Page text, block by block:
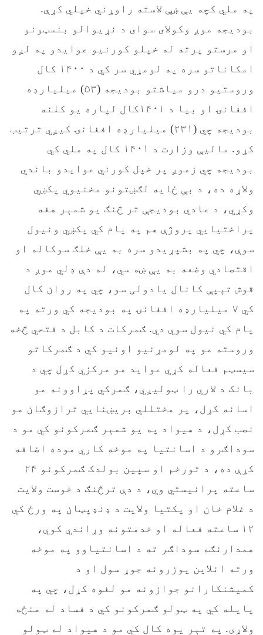
په ملي کچه یې ښې لاسته راوړني خپلي کړې.
بوديجه موږ وکولای سوای د نړیوالو بنسټونو
او مرستو پرته له خپلو کورنیو عوایدو په لږو
امکاناتو سره په لومړي سر کي د ۱۴۰۰ کال
وروستیو درو میاشتو بودیجه (۵۳) میلیارډه
افغانۍ او بیا د ۱۴۰۱کال لپاره یو کلنه
بودیجه چي (۲۳۱) میلیارډه افغانۍ کيږي ترتیب
کړو. مالیې وزارت د ۱۴۰۱ کال په ملي کي
بودیجه چي زموږ پر خپل کورني عوايدو باندي
ولاړه ده، د بې ځایه لګښتونو مخنیوي پکښي
وکړي، د عادي بوديجې تر څنګ یو شمېر هغه
پراختیایي پروژې هم په پام کي پکښي ونيول
سوې، چي په بشپړیدو سره به یې خلګ سوکاله او
اقتصادي وضعه به يې ښه سي، له دې ډلي موږ د
قوش تېپې کانال یادولی سو، چي په روان کال
کي ۷ میلیارډه افغانۍ په بوديجه کي ورته په
پام کي نیول سوي دي. ګمرکات د کابل د فتحي څخه
وروسته مو په لومړنيو اونيو کي د ګمرکاتو
سیسټم فعاله کړي عوايد مو مرکزي کړل چي د
بانک د لاري را ټوليږي، ګمرکي پړاوونه مو
اسانه کړل، پر مختللي بریښنایي ترازوګان مو
نصب کړل، د هیواد په یو شمېر ګمرکونو کي مو د
سوداګرو د اسانتیا په موخه کاري موده اضافه
کړې ده، د تورخم او سپین بولدک ګمرکونو ۲۴
ساعته پرانیستي وي، د دې ترڅنګ د خوست ولایت
د غلام خان او پکتیا ولایت د ډنډپټان په ورځ کي
۱۲ ساعته فعاله او خدمتونه وړاندي کوي،
همدارنګه سوداګر ته د اسانتیاوو په موخه
ورته انلاین یوزرونه جوړ سول او د
کمیشنکارانو جوازونه مو لغوه کړل، چي په
پایله کي په ټولو ګمرکونو کي د فساد له منځه
ولاړی. په تېر يوه کال کي مو د هيواد له ټولو